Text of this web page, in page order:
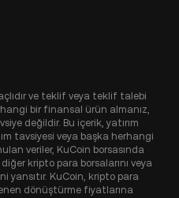
ve teklif veya teklif talebi
bir finansal ürün almanız,
değildir. Bu içerik, yatırım
tavsiyesi veya başka herhangi
veriler, KuCoin borsasında
kripto para borsalarını veya
yansıtır. KuCoin, kripto para
dönüştürme fiyatlarına